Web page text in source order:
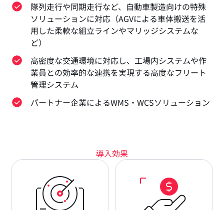
隊列走行や同期走行など、自動車製造向けの特殊
ソリューションに対応（AGVによる車体搬送を活
用した柔軟な組立ラインやマリッジシステムな
ど）
高密度な交通環境に対応し、工場内システムや作
業員との効率的な連携を実現する高度なフリート
管理システム
パートナー企業によるWMS・WCSソリューション
導入効果